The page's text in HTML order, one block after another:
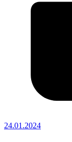
24.01.2024